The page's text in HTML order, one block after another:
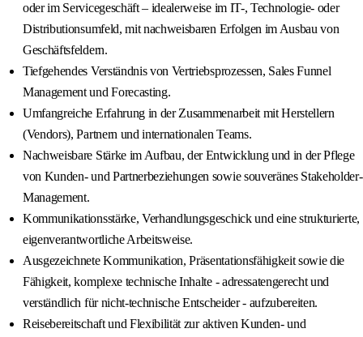
oder im Servicegeschäft – idealerweise im IT-, Technologie- oder
Distributionsumfeld, mit nachweisbaren Erfolgen im Ausbau von
Geschäftsfeldern.
Tiefgehendes Verständnis von Vertriebsprozessen, Sales Funnel
Management und Forecasting.
Umfangreiche Erfahrung in der Zusammenarbeit mit Herstellern
(Vendors), Partnern und internationalen Teams.
Nachweisbare Stärke im Aufbau, der Entwicklung und in der Pflege
von Kunden- und Partnerbeziehungen sowie souveränes Stakeholder-
Management.
Kommunikationsstärke, Verhandlungsgeschick und eine strukturierte,
eigenverantwortliche Arbeitsweise.
Ausgezeichnete Kommunikation, Präsentationsfähigkeit sowie die
Fähigkeit, komplexe technische Inhalte - adressatengerecht und
verständlich für nicht-technische Entscheider - aufzubereiten.
Reisebereitschaft und Flexibilität zur aktiven Kunden- und